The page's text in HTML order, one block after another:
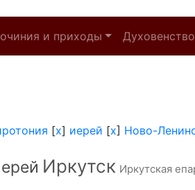
и приходы Духовенство
[x] иерей [x] Ново-
Иркутск Иркутская